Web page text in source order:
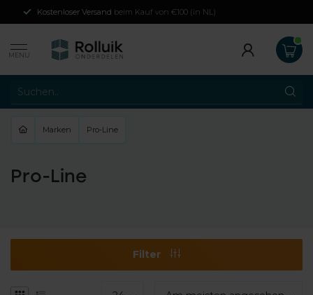
Kostenloser Versand beim Kauf von €100 (in NL)
MENU
Marken Pro-Line
Pro-Line
Filter